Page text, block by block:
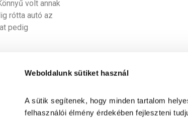
Weboldalunk sütiket használ
A sütik segítenek, hogy minden tartalom
felhasználói élmény érdekében fejleszteni
volt annak
rótta autó az
pedig